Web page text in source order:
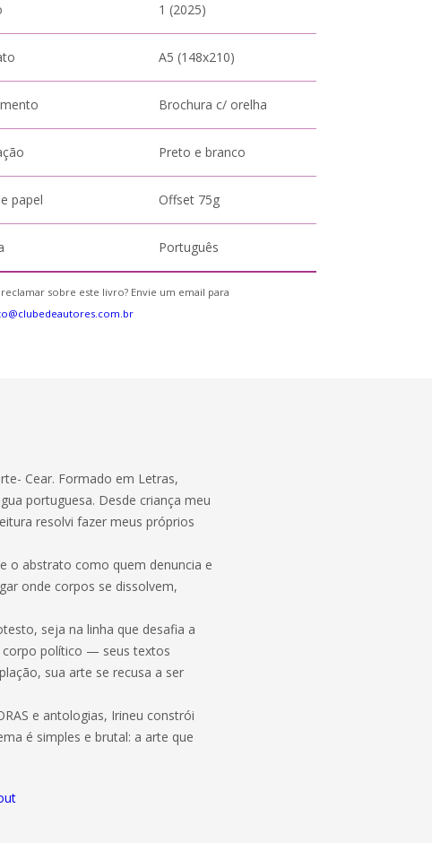
1 (2025)
A5 (148x210)
Brochura c/ orelha
Preto e branco
papel Offset 75g
Português
sobre este livro? Envie um email para
Cear. Formado em Letras,
portuguesa. Desde criança meu
resolvi fazer meus próprios
o abstrato como quem denuncia e
onde corpos se dissolvem,
seja na linha que desafia a
corpo político — seus textos
sua arte se recusa a ser
e antologias, Irineu constrói
é simples e brutal: a arte que